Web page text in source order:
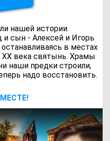
нашей истории.
и сын - Алексей и Игорь
в местах
ХХ века святынь. Храмы
наши предки строили,
надо восстановить.